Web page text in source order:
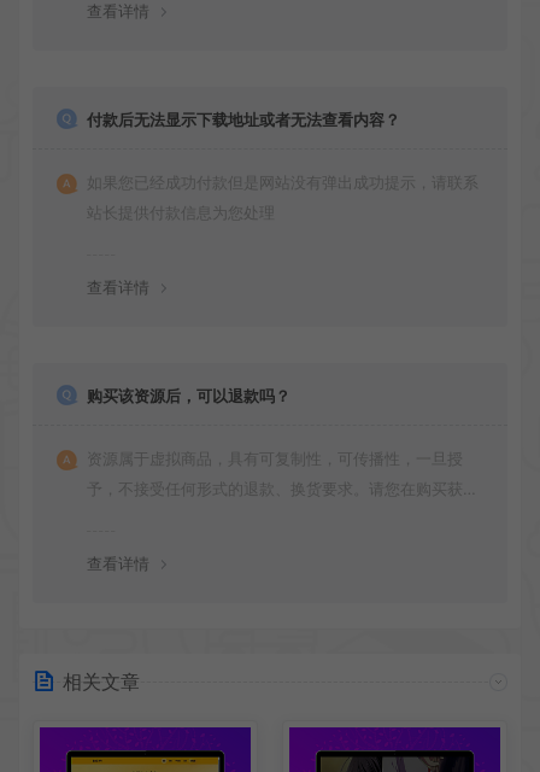
查看详情
付款后无法显示下载地址或者无法查看内容？
如果您已经成功付款但是网站没有弹出成功提示，请联系
站长提供付款信息为您处理
查看详情
购买该资源后，可以退款吗？
资源属于虚拟商品，具有可复制性，可传播性，一旦授
予，不接受任何形式的退款、换货要求。请您在购买获取
查看详情
相关文章